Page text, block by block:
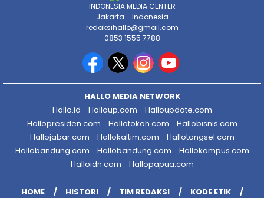
INDONESIA MEDIA CENTER
Jakarta - Indonesia
redaksihallo@gmail.com
0853 1555 7788
HALLO MEDIA NETWORK
Hallo.id
Halloup.com
Halloupdate.com
Hallopresiden.com
Hallotokoh.com
Hallobisnis.com
Hallojabar.com
Hallokaltim.com
Hallotangsel.com
Hallobandung.com
Hallobandung.com
Hallokampus.com
Halloidn.com
Hallopapua.com
HOME HISTORI TIM REDAKSI
KODE ETIK